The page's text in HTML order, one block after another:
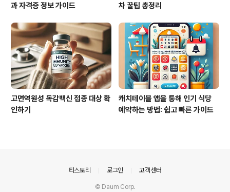
과 자격증 정보 가이드
차 꿀팁 총정리
고면역원성 독감백신 접종 대상 확
인하기
캐치테이블 앱을 통해 인기 식당
예약하는 방법: 쉽고 빠른 가이드
티스토리 로그인 고객센터
© Daum Corp.